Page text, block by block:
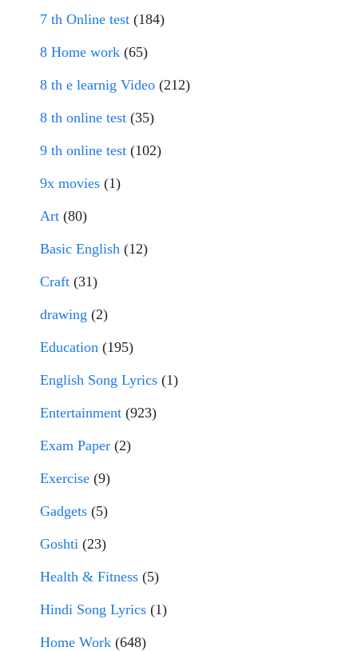
7 th Online test (184)
8 Home work (65)
8 th e learnig Video (212)
8 th online test (35)
9 th online test (102)
9x movies (1)
Art (80)
Basic English (12)
Craft (31)
drawing (2)
Education (195)
English Song Lyrics (1)
Entertainment (923)
Exam Paper (2)
Exercise (9)
Gadgets (5)
Goshti (23)
Health & Fitness (5)
Hindi Song Lyrics (1)
Home Work (648)